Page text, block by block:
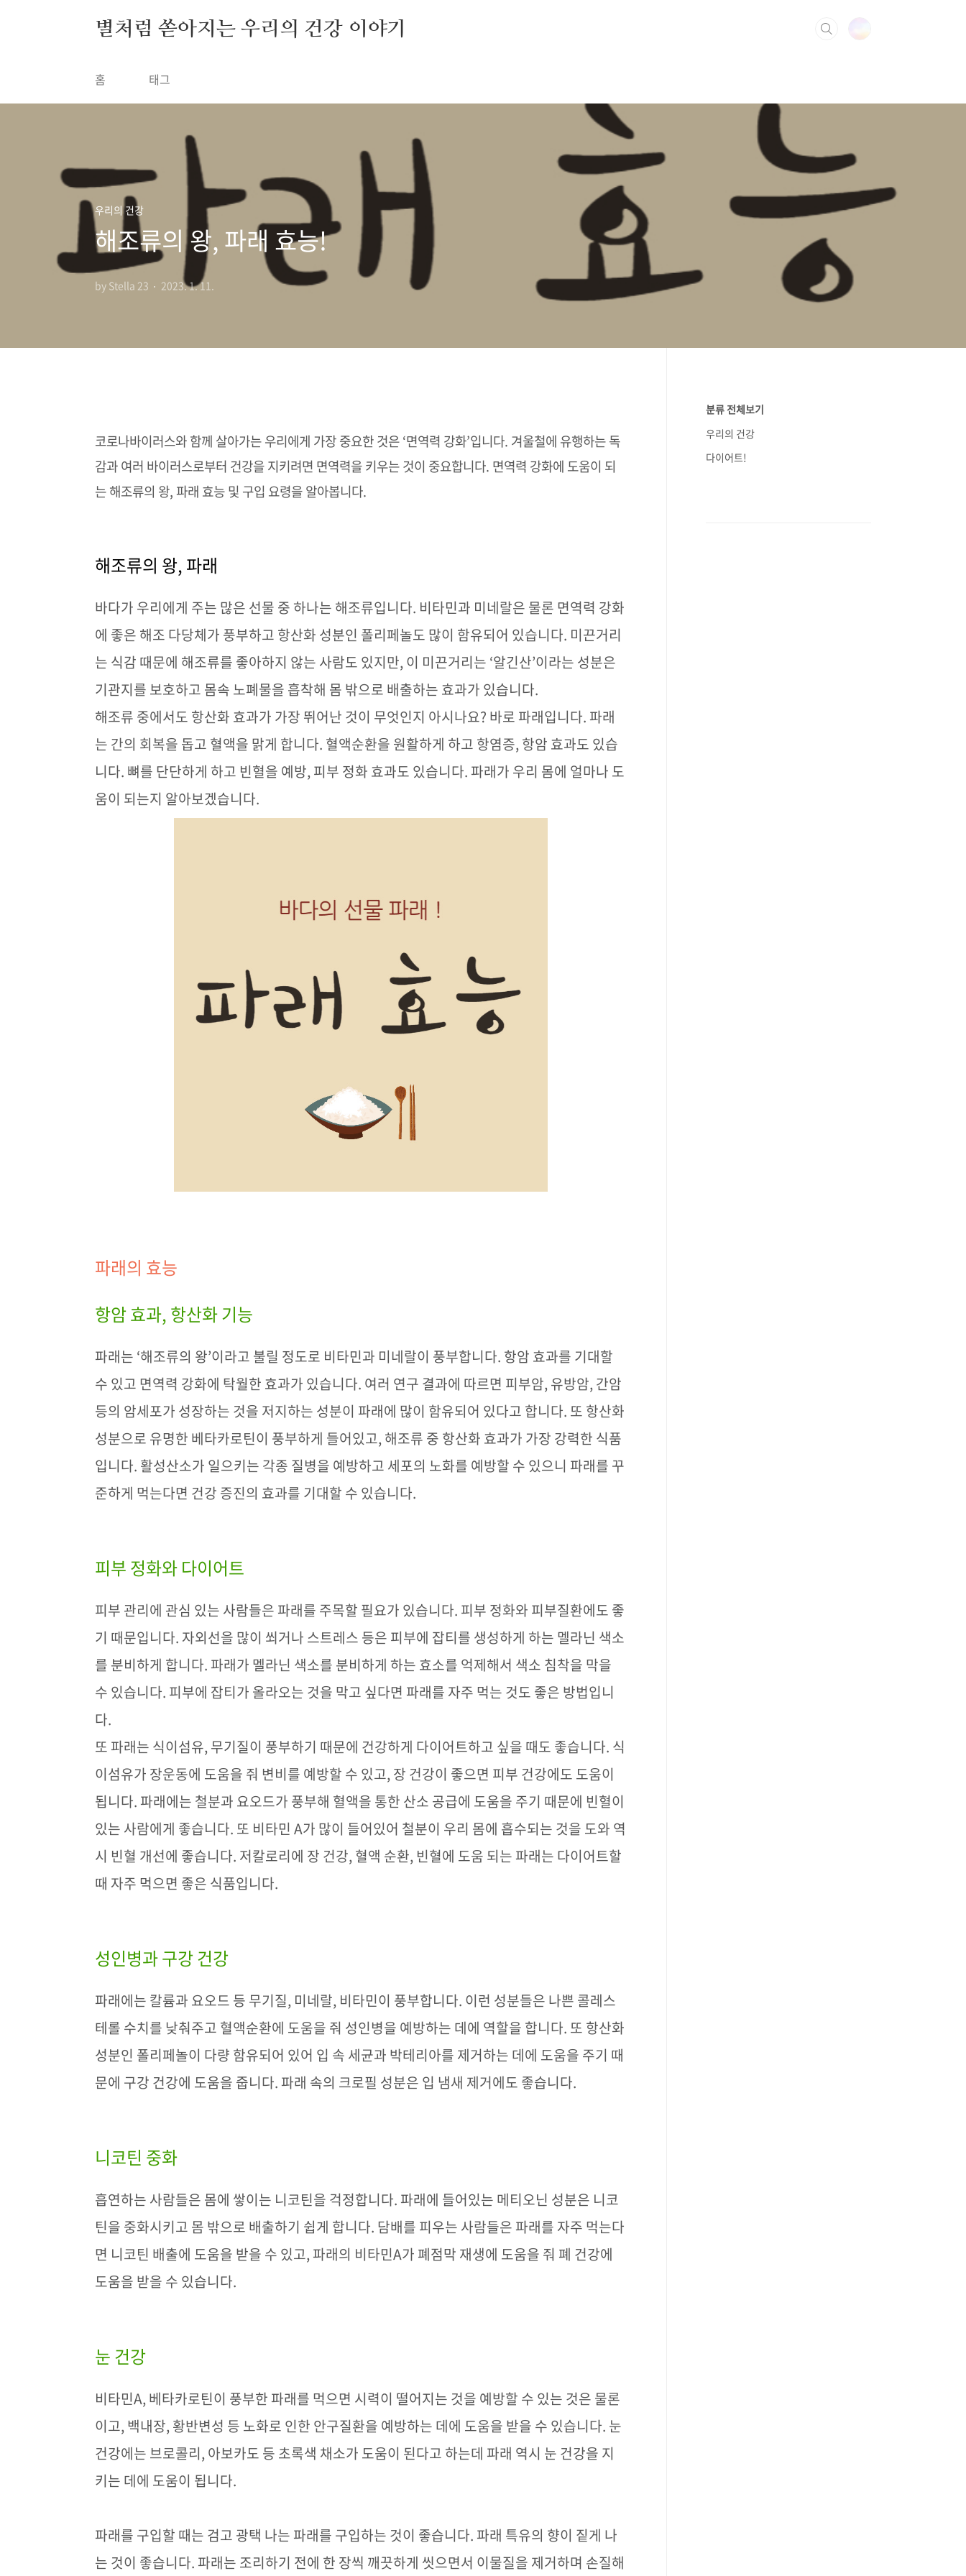
별처럼 쏟아지는 우리의 건강 이야기
홈 태그
우리의 건강
해조류의 왕, 파래 효능!
by Stella 23 2023. 1. 11.
코로나바이러스와 함께 살아가는 우리에게 가장 중요한 것은‘면역력 강화’입니다. 겨울철에 유행하는 독
감과 여러 바이러스로부터 건강을 지키려면 면역력을 키우는 것이 중요합니다. 면역력 강화에 도움이 되
는 해조류의 왕,파래 효능 및 구입 요령을 알아봅니다.
해조류의 왕,파래
바다가 우리에게 주는 많은 선물 중 하나는 해조류입니다. 비타민과 미네랄은 물론 면역력 강화
에 좋은 해조 다당체가 풍부하고 항산화 성분인 폴리페놀도 많이 함유되어 있습니다. 미끈거리
는 식감 때문에 해조류를 좋아하지 않는 사람도 있지만,이 미끈거리는 ‘알긴산’이라는 성분은
기관지를 보호하고 몸속 노폐물을 흡착해 몸 밖으로 배출하는 효과가 있습니다.
해조류 중에서도 항산화 효과가 가장 뛰어난 것이 무엇인지 아시나요? 바로 파래입니다. 파래
는 간의 회복을 돕고 혈액을 맑게 합니다. 혈액순환을 원활하게 하고 항염증,항암 효과도 있습
니다. 뼈를 단단하게 하고 빈혈을 예방,피부 정화 효과도 있습니다. 파래가 우리 몸에 얼마나 도
움이 되는지 알아보겠습니다.
파래의 효능
항암 효과, 항산화 기능
파래는 ‘해조류의 왕’이라고 불릴 정도로 비타민과 미네랄이 풍부합니다. 항암 효과를 기대할
수 있고 면역력 강화에 탁월한 효과가 있습니다. 여러 연구 결과에 따르면 피부암,유방암,간암
등의 암세포가 성장하는 것을 저지하는 성분이 파래에 많이 함유되어 있다고 합니다. 또 항산화
성분으로 유명한 베타카로틴이 풍부하게 들어있고,해조류 중 항산화 효과가 가장 강력한 식품
입니다. 활성산소가 일으키는 각종 질병을 예방하고 세포의 노화를 예방할 수 있으니 파래를 꾸
준하게 먹는다면 건강 증진의 효과를 기대할 수 있습니다.
피부 정화와 다이어트
피부 관리에 관심 있는 사람들은 파래를 주목할 필요가 있습니다. 피부 정화와 피부질환에도 좋
기 때문입니다. 자외선을 많이 쐬거나 스트레스 등은 피부에 잡티를 생성하게 하는 멜라닌 색소
를 분비하게 합니다. 파래가 멜라닌 색소를 분비하게 하는 효소를 억제해서 색소 침착을 막을
수 있습니다. 피부에 잡티가 올라오는 것을 막고 싶다면 파래를 자주 먹는 것도 좋은 방법입니
다.
또 파래는 식이섬유,무기질이 풍부하기 때문에 건강하게 다이어트하고 싶을 때도 좋습니다. 식
이섬유가 장운동에 도움을 줘 변비를 예방할 수 있고,장 건강이 좋으면 피부 건강에도 도움이
됩니다. 파래에는 철분과 요오드가 풍부해 혈액을 통한 산소 공급에 도움을 주기 때문에 빈혈이
있는 사람에게 좋습니다. 또 비타민 A가 많이 들어있어 철분이 우리 몸에 흡수되는 것을 도와 역
시 빈혈 개선에 좋습니다. 저칼로리에 장 건강,혈액 순환, 빈혈에 도움 되는 파래는 다이어트할
때 자주 먹으면 좋은 식품입니다.
성인병과 구강 건강
파래에는 칼륨과 요오드 등 무기질, 미네랄, 비타민이 풍부합니다. 이런 성분들은 나쁜 콜레스
테롤 수치를 낮춰주고 혈액순환에 도움을 줘 성인병을 예방하는 데에 역할을 합니다. 또 항산화
성분인 폴리페놀이 다량 함유되어 있어 입 속 세균과 박테리아를 제거하는 데에 도움을 주기 때
문에 구강 건강에 도움을 줍니다. 파래 속의 크로필 성분은 입 냄새 제거에도 좋습니다.
니코틴 중화
흡연하는 사람들은 몸에 쌓이는 니코틴을 걱정합니다. 파래에 들어있는 메티오닌 성분은 니코
틴을 중화시키고 몸 밖으로 배출하기 쉽게 합니다. 담배를 피우는 사람들은 파래를 자주 먹는다
면 니코틴 배출에 도움을 받을 수 있고,파래의 비타민A가 폐점막 재생에 도움을 줘 폐 건강에
도움을 받을 수 있습니다.
눈 건강
비타민A,베타카로틴이 풍부한 파래를 먹으면 시력이 떨어지는 것을 예방할 수 있는 것은 물론
이고,백내장,황반변성 등 노화로 인한 안구질환을 예방하는 데에 도움을 받을 수 있습니다. 눈
건강에는 브로콜리,아보카도 등 초록색 채소가 도움이 된다고 하는데 파래 역시 눈 건강을 지
키는 데에 도움이 됩니다.
파래를 구입할 때는 검고 광택 나는 파래를 구입하는 것이 좋습니다. 파래 특유의 향이 짙게 나
는 것이 좋습니다. 파래는 조리하기 전에 한 장씩 깨끗하게 씻으면서 이물질을 제거하며 손질해
분류 전체보기
우리의 건강
다이어트!